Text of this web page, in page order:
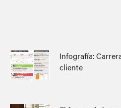
Infografía:
cliente